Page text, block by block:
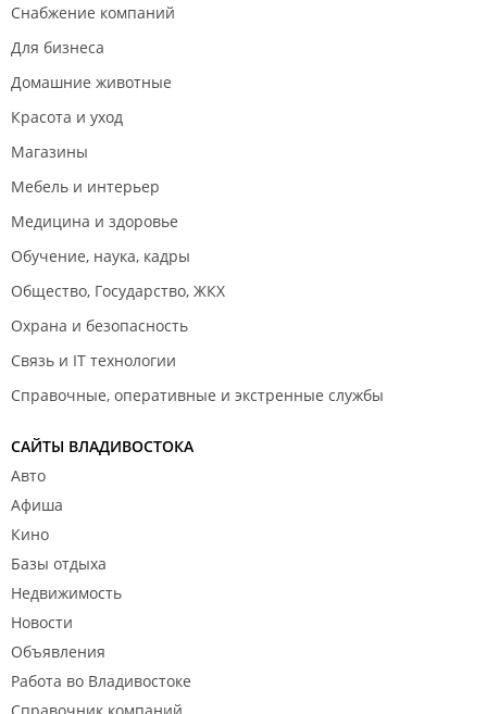
Снабжение компаний
Для бизнеса
Домашние животные
Красота и уход
Магазины
Мебель и интерьер
Медицина и здоровье
Обучение, наука, кадры
Общество, Государство, ЖКХ
Охрана и безопасность
Связь и IT технологии
Справочные, оперативные и экстренные службы
САЙТЫ ВЛАДИВОСТОКА
Авто
Афиша
Кино
Базы отдыха
Недвижимость
Новости
Объявления
Работа во Владивостоке